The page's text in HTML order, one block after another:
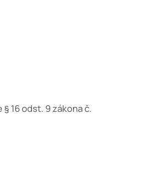
16 odst. 9 zákona č.